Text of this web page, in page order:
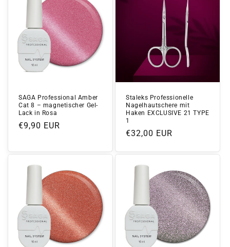
SAGA Professional Amber
Cat 8 – magnetischer Gel-
Lack in Rosa
Normaler
€9,90 EUR
Staleks Professionelle
Nagelhautschere mit
Haken EXCLUSIVE 21 TYPE
1
Normaler
€32,00 EUR